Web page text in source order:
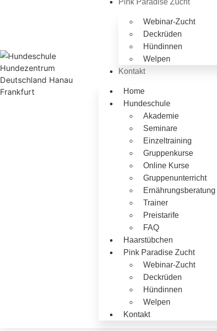
Pink Paradise Zucht
Webinar-Zucht
Deckrüden
Hündinnen
Welpen
Kontakt
Home
Hundeschule
Akademie
Seminare
Einzeltraining
Gruppenkurse
Online Kurse
Gruppenunterricht
Ernährungsberatung
Trainer
Preistarife
FAQ
Haarstübchen
Pink Paradise Zucht
Webinar-Zucht
Deckrüden
Hündinnen
Welpen
Kontakt